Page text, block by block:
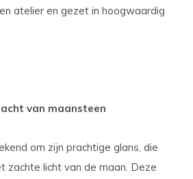
atelier en gezet in hoogwaardig
van maansteen
om zijn prachtige glans, die
zachte licht van de maan. Deze